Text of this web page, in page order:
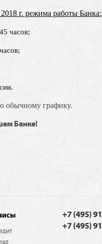
г. режима работы Банка:
часов;
обычному графику.
Банке!
+7 (495)
+7 (495)